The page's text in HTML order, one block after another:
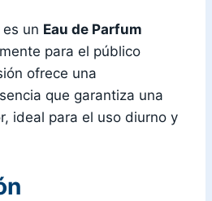
es un Eau de Parfum
para el público
ofrece una
que garantiza una
ideal para el uso diurno y